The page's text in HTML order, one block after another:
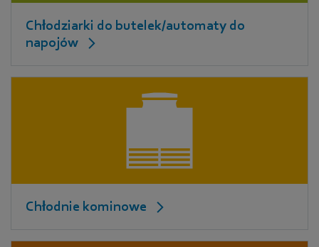
Chłodziarki do butelek/automaty do
napojów
Chłodnie kominowe